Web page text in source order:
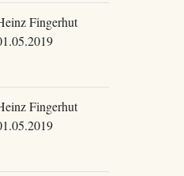
Fingerhut
Fingerhut